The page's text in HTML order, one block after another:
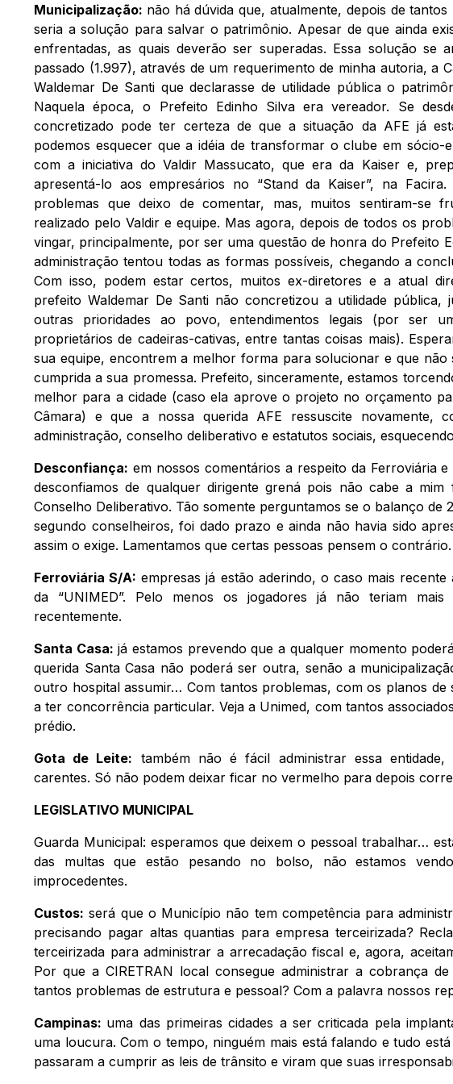
Municipalização: não há dúvida que, atualmente, depois de
seria a solução para salvar o patrimônio. Apesar de que ainda
enfrentadas, as quais deverão ser superadas. Essa solução
passado (1.997), através de um requerimento de minha autoria, a
Waldemar De Santi que declarasse de utilidade pública o
Naquela época, o Prefeito Edinho Silva era vereador. Se
concretizado pode ter certeza de que a situação da AFE já
podemos esquecer que a idéia de transformar o clube em sócio-
com a iniciativa do Valdir Massucato, que era da Kaiser e,
apresentá-lo aos empresários no “Stand da Kaiser”, na
problemas que deixo de comentar, mas, muitos sentiram-se
realizado pelo Valdir e equipe. Mas agora, depois de todos os
vingar, principalmente, por ser uma questão de honra do Prefeito
administração tentou todas as formas possíveis, chegando a
Com isso, podem estar certos, muitos ex-diretores e a atual
prefeito Waldemar De Santi não concretizou a utilidade pública,
outras prioridades ao povo, entendimentos legais (por ser
proprietários de cadeiras-cativas, entre tantas coisas mais).
sua equipe, encontrem a melhor forma para solucionar e que
cumprida a sua promessa. Prefeito, sinceramente, estamos
melhor para a cidade (caso ela aprove o projeto no orçamento
Câmara) e que a nossa querida AFE ressuscite novamente,
administração, conselho deliberativo e estatutos sociais,
Desconfiança: em nossos comentários a respeito da Ferroviária
desconfiamos de qualquer dirigente grená pois não cabe a
Conselho Deliberativo. Tão somente perguntamos se o balanço de
segundo conselheiros, foi dado prazo e ainda não havia sido
assim o exige. Lamentamos que certas pessoas pensem o
Ferroviária S/A: empresas já estão aderindo, o caso mais
da “UNIMED”. Pelo menos os jogadores já não teriam mais
recentemente.
Santa Casa: já estamos prevendo que a qualquer momento
querida Santa Casa não poderá ser outra, senão a
outro hospital assumir… Com tantos problemas, com os planos
a ter concorrência particular. Veja a Unimed, com tantos
prédio.
Gota de Leite: também não é fácil administrar essa
carentes. Só não podem deixar ficar no vermelho para depois
LEGISLATIVO MUNICIPAL
Guarda Municipal: esperamos que deixem o pessoal trabalhar…
das multas que estão pesando no bolso, não estamos
improcedentes.
Custos: será que o Município não tem competência para
precisando pagar altas quantias para empresa terceirizada?
terceirizada para administrar a arrecadação fiscal e, agora,
Por que a CIRETRAN local consegue administrar a cobrança
tantos problemas de estrutura e pessoal? Com a palavra nossos
Campinas: uma das primeiras cidades a ser criticada pela
uma loucura. Com o tempo, ninguém mais está falando e tudo
passaram a cumprir as leis de trânsito e viram que suas